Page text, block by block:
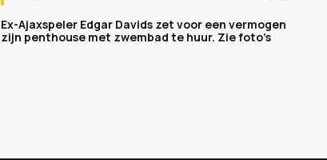
Ex-Ajaxspeler Edgar Davids zet voor een vermogen
zijn penthouse met zwembad te huur. Zie foto’s